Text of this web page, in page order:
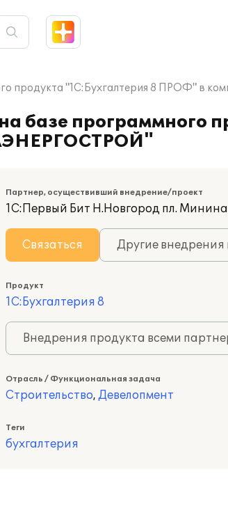
продукта "1С:Бухгалтерия 8 ПРОФ"
базе программного
Партнер, осуществивший внедрение/проект
1С:Первый Бит Н.Новгород пл. Минина
Связаться Другие внедрения
Продукт
1С:Бухгалтерия 8
Внедрения продукта всеми
Отрасль / Функциональная задача
Строительство, Девелопмент
Теги
бухгалтерия